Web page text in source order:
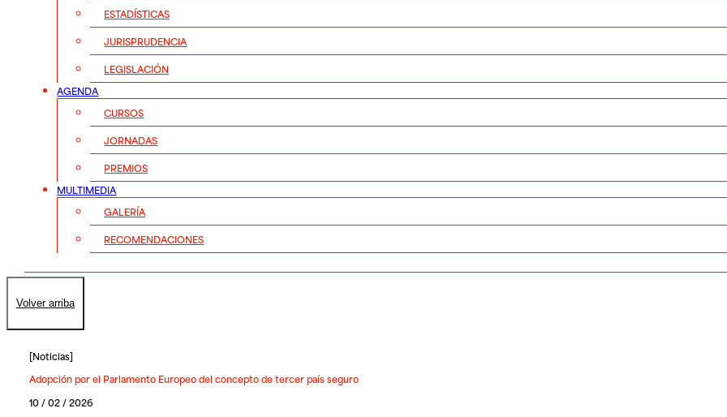
ESTADÍSTICAS
JURISPRUDENCIA
LEGISLACIÓN
AGENDA
CURSOS
JORNADAS
PREMIOS
MULTIMEDIA
GALERÍA
RECOMENDACIONES
Volver arriba
[Noticias]
Adopción por el Parlamento Europeo del concepto de tercer país seguro
10 / 02 / 2026